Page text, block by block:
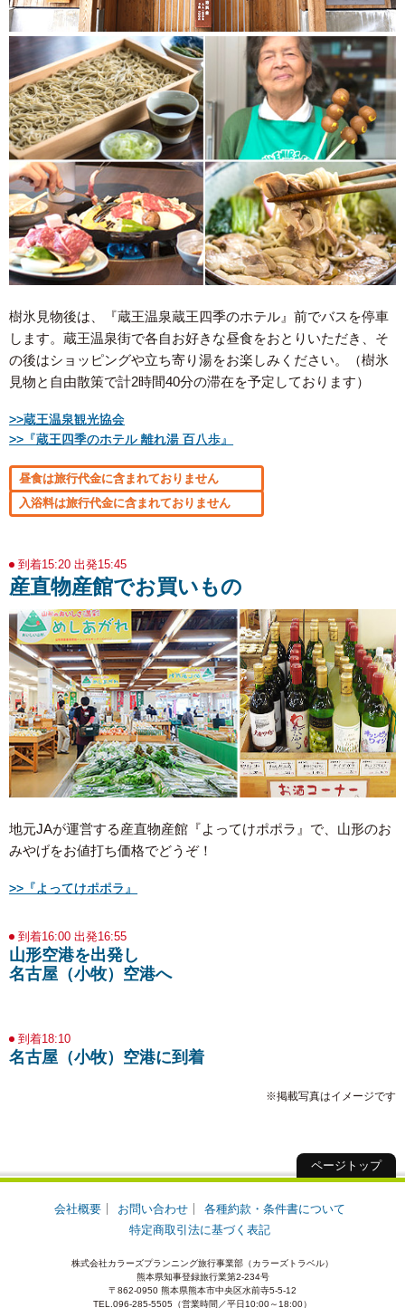
樹氷見物後は、『蔵王温泉蔵王四季のホテル』前でバスを停車
します。蔵王温泉街で各自お好きな昼食をおとりいただき、そ
の後はショッピングや立ち寄り湯をお楽しみください。（樹氷
見物と自由散策で計2時間40分の滞在を予定しております）
>>蔵王温泉観光協会
>>『蔵王四季のホテル 離れ湯 百八歩』
昼食は旅行代金に含まれておりません
入浴料は旅行代金に含まれておりません
到着15:20 出発15:45
産直物産館でお買いもの
地元JAが運営する産直物産館『よってけポポラ』で、山形のお
みやげをお値打ち価格でどうぞ！
>>『よってけポポラ』
到着16:00 出発16:55
山形空港を出発し
名古屋（小牧）空港へ
到着18:10
名古屋（小牧）空港に到着
※掲載写真はイメージです
ページトップ
会社概要 お問い合わせ
各種約款・条件書について
特定商取引法に基づく表記
株式会社カラーズプランニング旅行事業部（カラーズトラベル）
熊本県知事登録旅行業第2-234号
〒862-0950 熊本県熊本市中央区水前寺5-5-12
TEL.096-285-5505（営業時間／平日10:00～18:00）